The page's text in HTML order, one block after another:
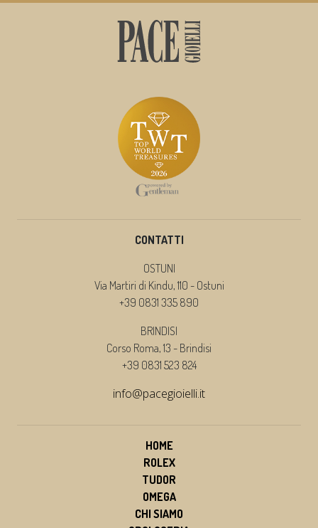
CONTATTI
OSTUNI
Via Martiri di Kindu, 110 - Ostuni
+39 0831 335 890
BRINDISI
Corso Roma, 13 - Brindisi
+39 0831 523 824
info@pacegioielli.it
HOME
ROLEX
TUDOR
OMEGA
CHI SIAMO